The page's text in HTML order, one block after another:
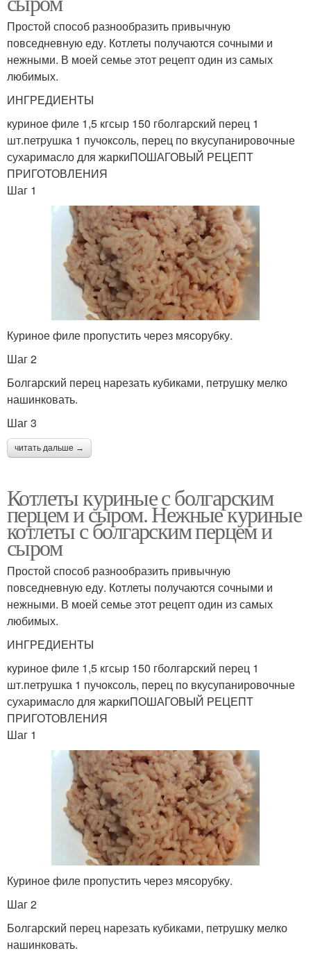
Простой способ разнообразить привычную
повседневную еду. Котлеты получаются сочными и
нежными. В моей семье этот рецепт один из самых
любимых.
ИНГРЕДИЕНТЫ
куриное филе 1,5 кгсыр 150 гболгарский перец 1
шт.петрушка 1 пучоксоль, перец по вкусупанировочные
сухаримасло для жаркиПОШАГОВЫЙ РЕЦЕПТ
ПРИГОТОВЛЕНИЯ
Шаг 1
Куриное филе пропустить через мясорубку.
Шаг 2
Болгарский перец нарезать кубиками, петрушку мелко
нашинковать.
Шаг 3
читать дальше →
Котлеты куриные с болгарским
перцем и сыром. Нежные куриные
котлеты с болгарским перцем и
сыром
Простой способ разнообразить привычную
повседневную еду. Котлеты получаются сочными и
нежными. В моей семье этот рецепт один из самых
любимых.
ИНГРЕДИЕНТЫ
куриное филе 1,5 кгсыр 150 гболгарский перец 1
шт.петрушка 1 пучоксоль, перец по вкусупанировочные
сухаримасло для жаркиПОШАГОВЫЙ РЕЦЕПТ
ПРИГОТОВЛЕНИЯ
Шаг 1
Куриное филе пропустить через мясорубку.
Шаг 2
Болгарский перец нарезать кубиками, петрушку мелко
нашинковать.